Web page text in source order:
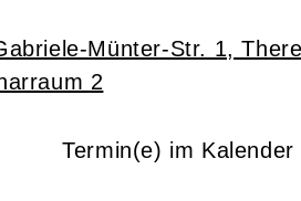
Münter-Str. 1,
2
Termin(e) im Kalender